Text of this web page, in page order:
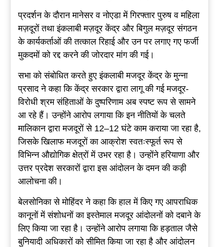
प्रदर्शन के दौरान मानेसर व नोएडा में गिरफ्तार पुरुष व महिला
मज़दूरों तथा इंकलाबी मज़दूर केंद्र और बिगुल मज़दूर संगठन
के कार्यकर्ताओं की तत्काल रिहाई और उन पर लगाए गए फर्जी
मुकदमों को रद्द करने की जोरदार मांग की गई।
सभा को संबोधित करते हुए इंकलाबी मजदूर केंद्र के मुन्ना
प्रसाद ने कहा कि केंद्र सरकार द्वारा लागू की गई मजदूर-
विरोधी श्रम संहिताओं के दुष्परिणाम अब स्पष्ट रूप से सामने
आ रहे हैं। उन्होंने आरोप लगाया कि इन नीतियों के चलते
मालिकान द्वारा मजदूरों से 12–12 घंटे काम कराया जा रहा है,
जिसके खिलाफ मजदूरों का आक्रोश स्वतःस्फूर्त रूप से
विभिन्न औद्योगिक क्षेत्रों में उभर रहा है। उन्होंने हरियाणा और
उत्तर प्रदेश सरकारों द्वारा इस आंदोलन के दमन की कड़ी
आलोचना की।
बेलसोनिका से मोहिंदर ने कहा कि हाल में किए गए आपराधिक
कानूनों में संशोधनों का इस्तेमाल मजदूर आंदोलनों को दबाने के
लिए किया जा रहा है। उन्होंने आरोप लगाया कि हड़ताल जैसे
बुनियादी अधिकारों को सीमित किया जा रहा है और आंदोलन